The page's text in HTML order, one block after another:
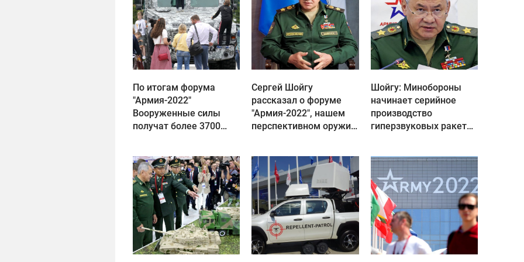
По итогам форума
"Армия-2022"
Вооруженные силы
получат более 3700
Сергей Шойгу
рассказал о форуме
"Армия-2022", нашем
перспективном оружии
Шойгу: Минобороны
начинает серийное
производство
гиперзвуковых ракет